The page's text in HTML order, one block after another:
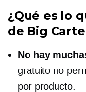
¿Qué es lo
de Big
No hay
gratuito no
por producto.